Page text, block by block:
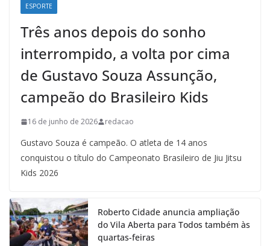
ESPORTE
Três anos depois do sonho
interrompido, a volta por cima
de Gustavo Souza Assunção,
campeão do Brasileiro Kids
16 de junho de 2026 redacao
Gustavo Souza é campeão. O atleta de 14 anos
conquistou o título do Campeonato Brasileiro de Jiu Jitsu
Kids 2026
Roberto Cidade anuncia ampliação
do Vila Aberta para Todos também às
quartas-feiras